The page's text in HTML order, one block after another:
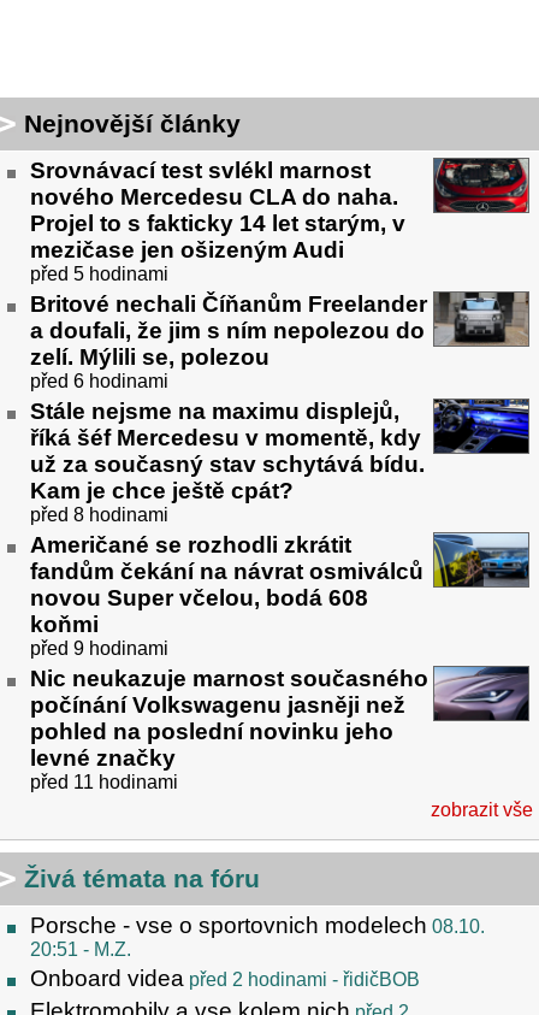
Nejnovější články
Srovnávací test svlékl marnost
nového Mercedesu CLA do naha.
Projel to s fakticky 14 let starým, v
mezičase jen ošizeným Audi
před 5 hodinami
Britové nechali Číňanům Freelander
a doufali, že jim s ním nepolezou do
zelí. Mýlili se, polezou
před 6 hodinami
Stále nejsme na maximu displejů,
říká šéf Mercedesu v momentě, kdy
už za současný stav schytává bídu.
Kam je chce ještě cpát?
před 8 hodinami
Američané se rozhodli zkrátit
fandům čekání na návrat osmiválců
novou Super včelou, bodá 608
koňmi
před 9 hodinami
Nic neukazuje marnost současného
počínání Volkswagenu jasněji než
pohled na poslední novinku jeho
levné značky
před 11 hodinami
zobrazit vše
Živá témata na fóru
Porsche - vse o sportovnich modelech 08.10.
20:51 - M.Z.
Onboard videa před 2 hodinami - řidičBOB